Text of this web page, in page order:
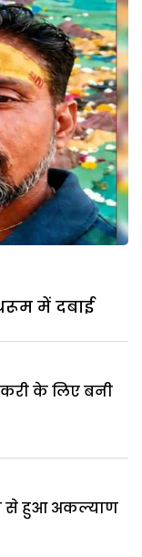
में दबाई
के लिए बनी
से हुआ अकल्याण